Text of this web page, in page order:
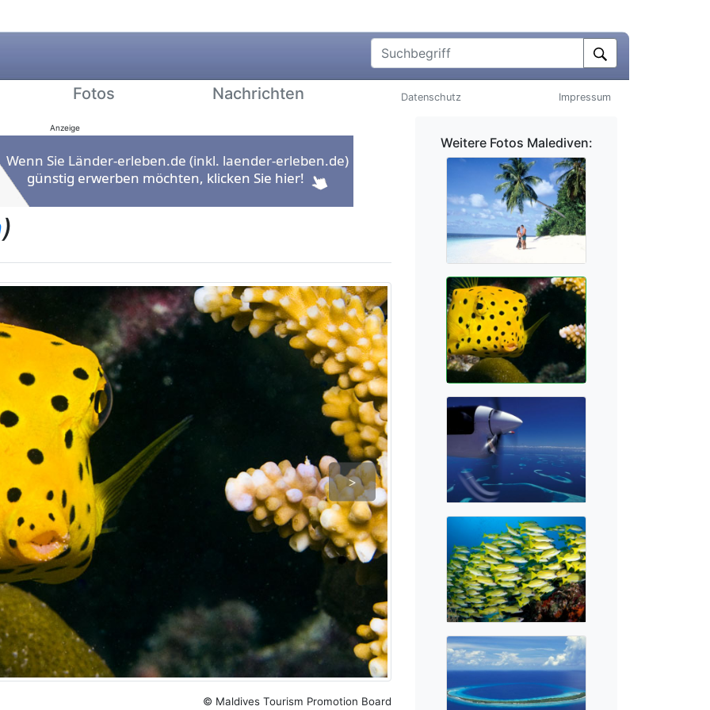
Suchbegriff
Fotos Nachrichten Datenschutz Impressum
Anzeige
)
>
© Maldives Tourism Promotion Board
Weitere Fotos Malediven: